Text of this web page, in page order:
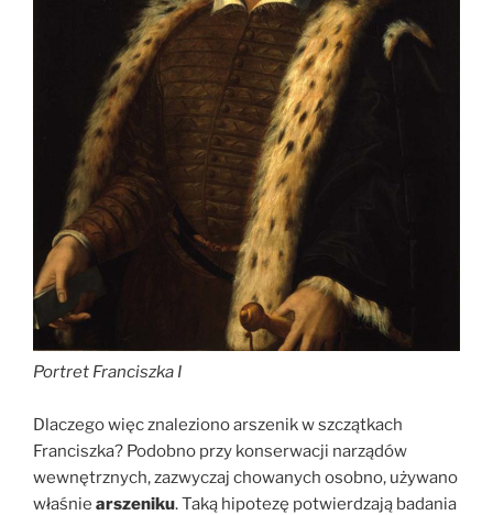
Portret Franciszka I
Dlaczego więc znaleziono arszenik w szczątkach
Franciszka? Podobno przy konserwacji narządów
wewnętrznych, zazwyczaj chowanych osobno, używano
właśnie arszeniku. Taką hipotezę potwierdzają badania